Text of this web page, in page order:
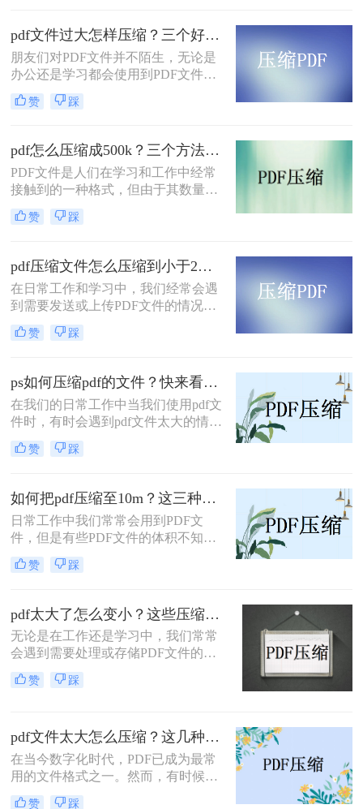
息而变得非常大，占用大量的存储空
间，因此需要进行压缩。本文将介绍
如何免费压缩pdf的方法。
pdf文件过大怎样压缩？三个好用的压缩方法学习一下！
朋友们对PDF文件并不陌生，无论是
办公还是学习都会使用到PDF文件，
对于广大的办公白领来讲，最大的难
题不是编辑PDF文件，而是如何存储
较简单的方法就是把PDF文件进一步
压缩，这样就能在电脑里面存储更多
的PDF文档了。压缩PDF文档和压缩
其他文件是有一些区别的，那么pdf文
件过大怎样压缩呢？下面一起看看
吧。
赞 踩
pdf怎么压缩成500k？三个方法教你压缩文件！
PDF文件是人们在学习和工作中经常
接触到的一种格式，但由于其数量
多、体积大，往往会影响传输效率，
给计算机的存储空间带来一定的负
缩来减少，但大多数用户非常担心，
因为他们找不到合适的方法。那么，
pdf怎么压缩成500k呢？让我们分享三
种值得掌握且无损压缩的方法。让我
们来看看。
赞 踩
pdf压缩文件怎么压缩到小于2M？这几种方法值得一试！
在日常工作和学习中，我们经常会遇
到需要发送或上传PDF文件的情况。
然而，有些PDF文件可能过大，不利
于传输和存储。为此，本文将为您介
法，帮助您将PDF文件压缩至小于
2M，让您的文件轻松搞定。
赞 踩
ps如何压缩pdf的文件？快来看看这篇文章！
在我们的日常工作中当我们使用pdf文
件时，有时会遇到pdf文件太大的情
况，不仅传输速度慢，而且存储空间
也很大，因此无法上传，面对这样的
决，事实上我们可以通过压缩PDF文
件体积轻松解决问题，那么ps如何压
缩pdf的文件呢?今天小编将教大家PS
压缩pdf文件的方法，操作还是非常简
单的，大家来看看吧。
赞 踩
如何把pdf压缩至10m？这三种方法值得一试！
日常工作中我们常常会用到PDF文
件，但是有些PDF文件的体积不知不
觉膨胀得很大，不仅传输、分享速度
很慢，在有些平台甚至超过了大小限
文件并不难，今天小编就给你分享3
个常用的好方法，帮你轻松搞定如何
把pdf压缩至10m！
赞 踩
pdf太大了怎么变小？这些压缩方法亲测实用！
无论是在工作还是学习中，我们常常
会遇到需要处理或存储PDF文件的情
况。然而，有时候我们会发现一些
PDF文件太大，导致无法方便地分享
文将为大家介绍pdf太大了怎么变小方
法，帮助大家解决这一问题。
赞 踩
pdf文件太大怎么压缩？这几种压缩方法效果很不错！
在当今数字化时代，PDF已成为最常
用的文件格式之一。然而，有时候我
们会遇到一个常见的问题：PDF文件
赞 踩